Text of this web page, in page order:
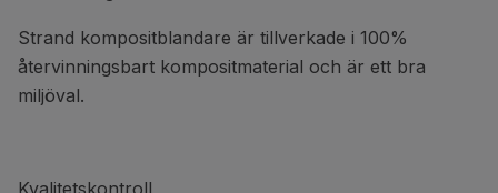
Strand kompositblandare är tillverkade i 100%
återvinningsbart kompositmaterial och är ett bra
miljöval.
Kvalitetskontroll